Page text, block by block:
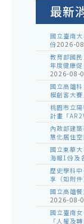
最新
國立臺南
份2026-
教育部國
年度健康
2026-08-
國立高雄
模創客大賽
桃園市立
計畫「
內政部建
慧化居住
國立東華
海報1份及
歷史學科
享（如附件
國立高雄
2026-08-
國立臺南
「人權及